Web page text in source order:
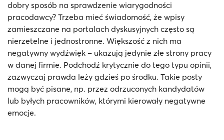
dobry sposób na sprawdzenie wiarygodności
pracodawcy? Trzeba mieć świadomość, że wpisy
zamieszczane na portalach dyskusyjnych często są
nierzetelne i jednostronne. Większość z nich ma
negatywny wydźwięk – ukazują jedynie złe strony pracy
w danej firmie. Podchodź krytycznie do tego typu opinii,
zazwyczaj prawda leży gdzieś po środku. Takie posty
mogą być pisane, np. przez odrzuconych kandydatów
lub byłych pracowników, którymi kierowały negatywne
emocje.